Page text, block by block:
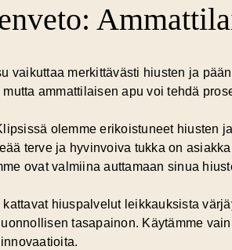
vaikuttaa merkittävästi hiusten ja
ammattilaisen apu voi tehdä
olemme erikoistuneet hiusten
terve ja hyvinvoiva tukka on
ovat valmiina auttamaan sinua
kattavat hiuspalvelut leikkauksista
tasapainon. Käytämme